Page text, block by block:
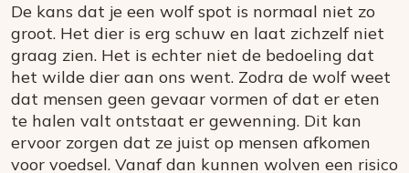
De kans dat je een wolf spot is normaal niet zo
groot. Het dier is erg schuw en laat zichzelf niet
graag zien. Het is echter niet de bedoeling dat
het wilde dier aan ons went. Zodra de wolf weet
dat mensen geen gevaar vormen of dat er eten
te halen valt ontstaat er gewenning. Dit kan
ervoor zorgen dat ze juist op mensen afkomen
voor voedsel. Vanaf dan kunnen wolven een risico